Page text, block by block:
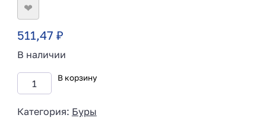
❤
511,47 ₽
В наличии
В корзину
Категория: Буры